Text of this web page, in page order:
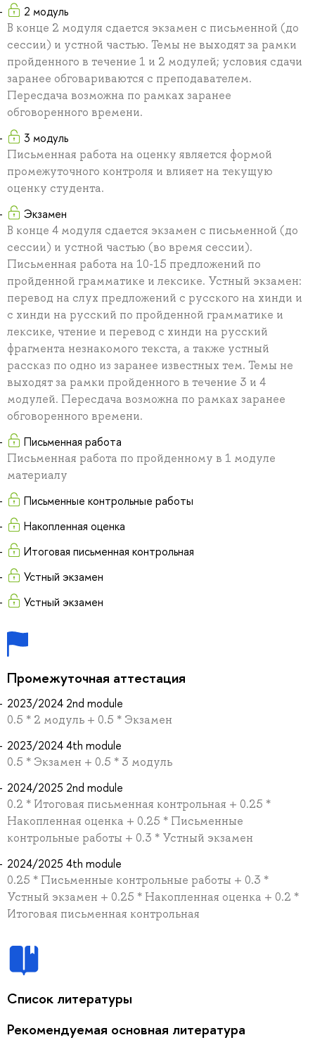
2 модуль
В конце 2 модуля сдается экзамен с письменной (до
сессии) и устной частью. Темы не выходят за рамки
пройденного в течение 1 и 2 модулей; условия сдачи
заранее обговариваются с преподавателем.
Пересдача возможна по рамках заранее
обговоренного времени.
3 модуль
Письменная работа на оценку является формой
промежуточного контроля и влияет на текущую
оценку студента.
Экзамен
В конце 4 модуля сдается экзамен с письменной (до
сессии) и устной частью (во время сессии).
Письменная работа на 10-15 предложений по
пройденной грамматике и лексике. Устный экзамен:
перевод на слух предложений с русского на хинди и
с хинди на русский по пройденной грамматике и
лексике, чтение и перевод с хинди на русский
фрагмента незнакомого текста, а также устный
рассказ по одно из заранее известных тем. Темы не
выходят за рамки пройденного в течение 3 и 4
модулей. Пересдача возможна по рамках заранее
обговоренного времени.
Письменная работа
Письменная работа по пройденному в 1 модуле
материалу
Письменные контрольные работы
Накопленная оценка
Итоговая письменная контрольная
Устный экзамен
Устный экзамен
Промежуточная аттестация
2023/2024 2nd module
0.5 * 2 модуль + 0.5 * Экзамен
2023/2024 4th module
0.5 * Экзамен + 0.5 * 3 модуль
2024/2025 2nd module
0.2 * Итоговая письменная контрольная + 0.25 *
Накопленная оценка + 0.25 * Письменные
контрольные работы + 0.3 * Устный экзамен
2024/2025 4th module
0.25 * Письменные контрольные работы + 0.3 *
Устный экзамен + 0.25 * Накопленная оценка + 0.2 *
Итоговая письменная контрольная
Список литературы
Рекомендуемая основная литература